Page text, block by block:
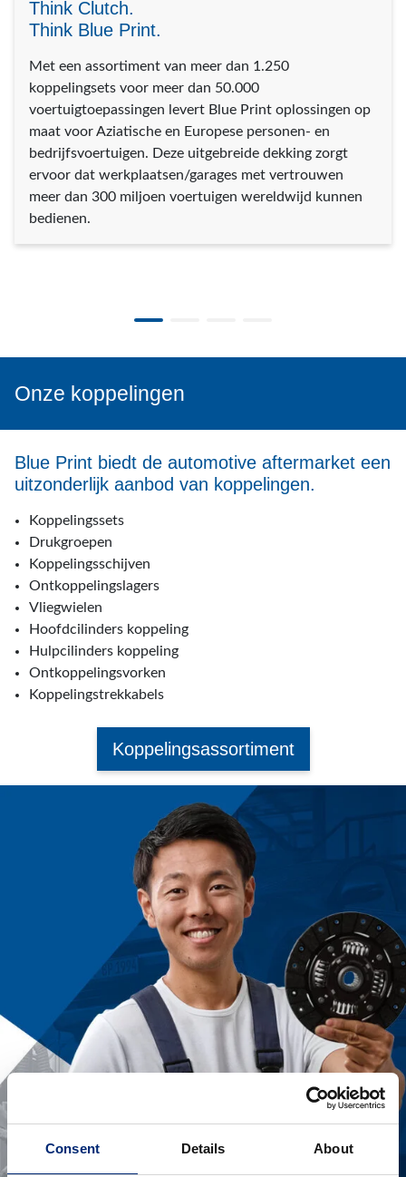
Consent Details About
Think Clutch.
Think Blue Print.
Met een assortiment van meer dan 1.250
koppelingsets voor meer dan 50.000
voertuigtoepassingen levert Blue Print oplossingen op
maat voor Aziatische en Europese personen- en
bedrijfsvoertuigen. Deze uitgebreide dekking zorgt
ervoor dat werkplaatsen/garages met vertrouwen
meer dan 300 miljoen voertuigen wereldwijd kunnen
bedienen.
Onze koppelingen
Blue Print biedt de automotive aftermarket een
uitzonderlijk aanbod van koppelingen.
Koppelingssets
Drukgroepen
Koppelingsschijven
Ontkoppelingslagers
Vliegwielen
Hoofdcilinders koppeling
Hulpcilinders koppeling
Ontkoppelingsvorken
Koppelingstrekkabels
Koppelingsassortiment